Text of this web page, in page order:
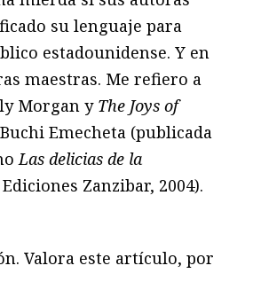
su lenguaje para
estadounidense. Y en
maestras. Me refiero a
Morgan y The Joys of
Emecheta (publicada
Las delicias de la
Zanzibar, 2004).
Valora este artículo, por